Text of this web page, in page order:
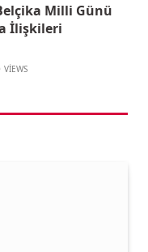
Milli Günü
İlişkileri
VIEWS